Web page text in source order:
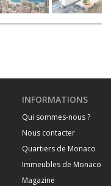
INFORMATIONS
Qui sommes-nous ?
Nous contacter
Quartiers de Monaco
Immeubles de Monaco
Magazine